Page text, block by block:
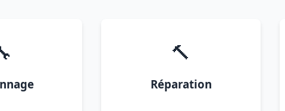
🔨
Réparation